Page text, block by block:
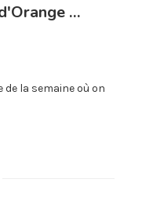
…
de la semaine où on